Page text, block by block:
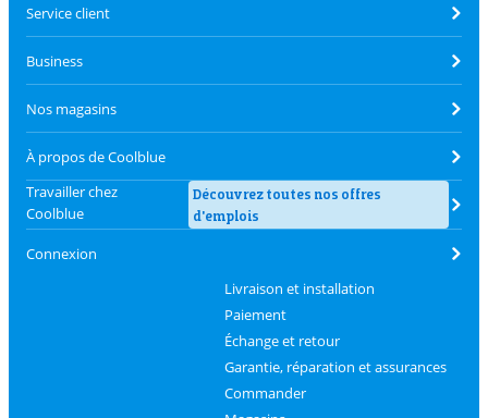
Service client
Business
Nos magasins
À propos de Coolblue
Travailler chez
Coolblue
Découvrez toutes nos offres
d'emplois
Connexion
Livraison et installation
Paiement
Échange et retour
Garantie, réparation et assurances
Commander